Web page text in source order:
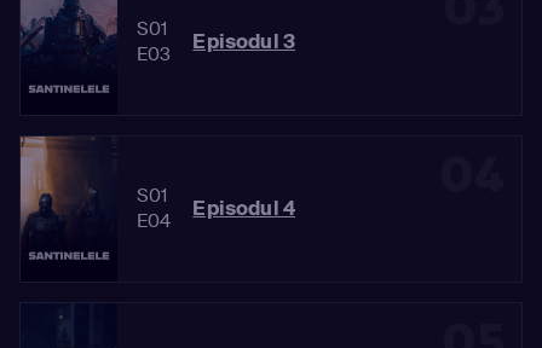
S01
E03
Episodul 3
S01
E04
Episodul 4